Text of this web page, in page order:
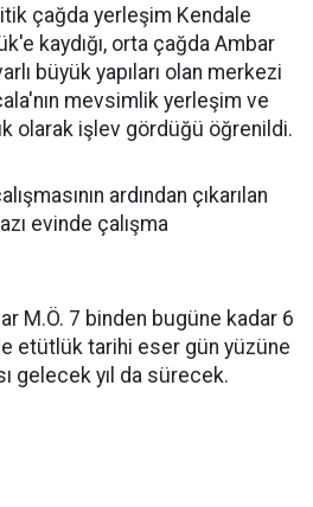
çağda yerleşim Kendale
kaydığı, orta çağda Ambar
büyük yapıları olan merkezi
mevsimlik yerleşim ve
olarak işlev gördüğü öğrenildi.
ardından çıkarılan
evinde çalışma
M.Ö. 7 binden bugüne kadar 6
etütlük tarihi eser gün yüzüne
gelecek yıl da sürecek.